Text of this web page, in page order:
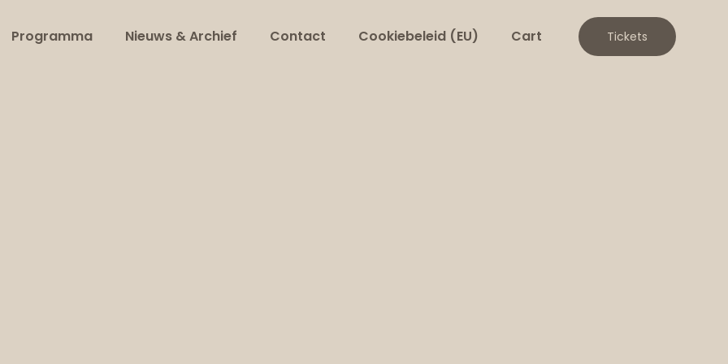
Programma Nieuws & Archief Contact Cookiebeleid (EU) Cart Tickets